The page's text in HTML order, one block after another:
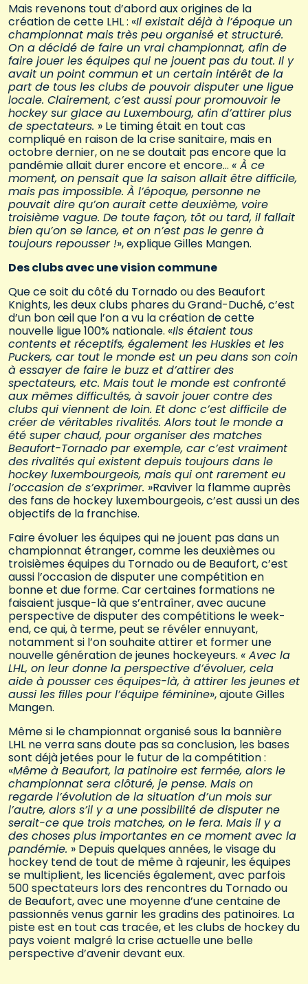
Mais revenons tout d’abord aux origines de la
création de cette LHL : «Il existait déjà à l’époque un
championnat mais très peu organisé et structuré.
On a décidé de faire un vrai championnat, afin de
faire jouer les équipes qui ne jouent pas du tout. Il y
avait un point commun et un certain intérêt de la
part de tous les clubs de pouvoir disputer une ligue
locale. Clairement, c’est aussi pour promouvoir le
hockey sur glace au Luxembourg, afin d’attirer plus
de spectateurs. » Le timing était en tout cas
compliqué en raison de la crise sanitaire, mais en
octobre dernier, on ne se doutait pas encore que la
pandémie allait durer encore et encore… « À ce
moment, on pensait que la saison allait être difficile,
mais pas impossible. À l’époque, personne ne
pouvait dire qu’on aurait cette deuxième, voire
troisième vague. De toute façon, tôt ou tard, il fallait
bien qu’on se lance, et on n’est pas le genre à
toujours repousser !», explique Gilles Mangen.
Des clubs avec une vision commune
Que ce soit du côté du Tornado ou des Beaufort
Knights, les deux clubs phares du Grand-Duché, c’est
d’un bon œil que l’on a vu la création de cette
nouvelle ligue 100% nationale. «Ils étaient tous
contents et réceptifs, également les Huskies et les
Puckers, car tout le monde est un peu dans son coin
à essayer de faire le buzz et d’attirer des
spectateurs, etc. Mais tout le monde est confronté
aux mêmes difficultés, à savoir jouer contre des
clubs qui viennent de loin. Et donc c’est difficile de
créer de véritables rivalités. Alors tout le monde a
été super chaud, pour organiser des matches
Beaufort-Tornado par exemple, car c’est vraiment
des rivalités qui existent depuis toujours dans le
hockey luxembourgeois, mais qui ont rarement eu
l’occasion de s’exprimer. »Raviver la flamme auprès
des fans de hockey luxembourgeois, c’est aussi un des
objectifs de la franchise.
Faire évoluer les équipes qui ne jouent pas dans un
championnat étranger, comme les deuxièmes ou
troisièmes équipes du Tornado ou de Beaufort, c’est
aussi l’occasion de disputer une compétition en
bonne et due forme. Car certaines formations ne
faisaient jusque-là que s’entraîner, avec aucune
perspective de disputer des compétitions le week-
end, ce qui, à terme, peut se révéler ennuyant,
notamment si l’on souhaite attirer et former une
nouvelle génération de jeunes hockeyeurs. « Avec la
LHL, on leur donne la perspective d’évoluer, cela
aide à pousser ces équipes-là, à attirer les jeunes et
aussi les filles pour l’équipe féminine», ajoute Gilles
Mangen.
Même si le championnat organisé sous la bannière
LHL ne verra sans doute pas sa conclusion, les bases
sont déjà jetées pour le futur de la compétition :
«Même à Beaufort, la patinoire est fermée, alors le
championnat sera clôturé, je pense. Mais on
regarde l’évolution de la situation d’un mois sur
l’autre, alors s’il y a une possibilité de disputer ne
serait-ce que trois matches, on le fera. Mais il y a
des choses plus importantes en ce moment avec la
pandémie. » Depuis quelques années, le visage du
hockey tend de tout de même à rajeunir, les équipes
se multiplient, les licenciés également, avec parfois
500 spectateurs lors des rencontres du Tornado ou
de Beaufort, avec une moyenne d’une centaine de
passionnés venus garnir les gradins des patinoires. La
piste est en tout cas tracée, et les clubs de hockey du
pays voient malgré la crise actuelle une belle
perspective d’avenir devant eux.